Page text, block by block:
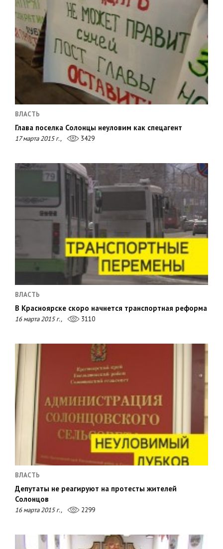
ВЛАСТЬ
Глава поселка Солонцы неуловим как спецагент
17 марта 2015 г., 3429
ВЛАСТЬ
В Красноярске скоро начнется транспортная реформа
16 марта 2015 г., 3110
ВЛАСТЬ
Депутаты не реагируют на протесты жителей
Солонцов
16 марта 2015 г., 2299